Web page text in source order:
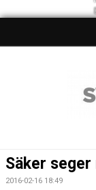
BILDGALLERI
Säker seger
2016-02-16 18:49